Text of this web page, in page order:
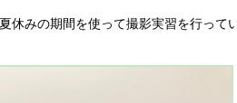
みの期間を使って撮影実習を行っ